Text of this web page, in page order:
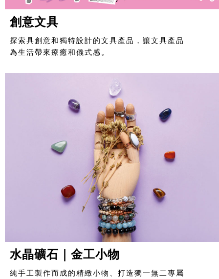
創意文具
探索具創意和獨特設計的文具產品，讓文具產品
為生活帶來療癒和儀式感。
水晶礦石｜金工小物
純手工製作而成的精緻小物、打造獨一無二專屬